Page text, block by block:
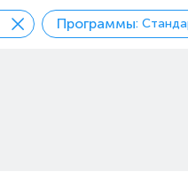
Программы: